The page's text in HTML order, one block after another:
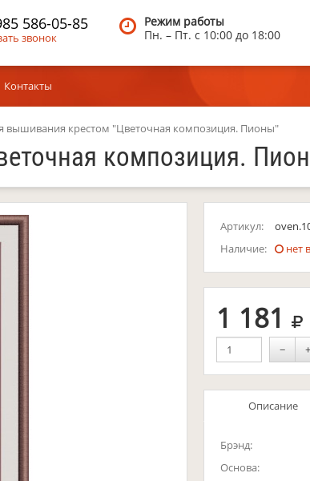
586-05-85
звонок
Режим работы
Пн. – Пт. c 10:00 до 18:00
Контакты
вышивания крестом "Цветочная композиция. Пионы"
композиция.
Артикул:
Наличие:
нет
1 181
− +
Описание
Брэнд:
Основа: